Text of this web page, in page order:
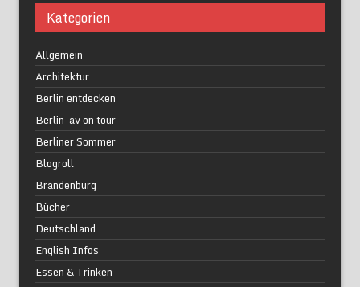
Kategorien
Allgemein
Architektur
Berlin entdecken
Berlin-av on tour
Berliner Sommer
Blogroll
Brandenburg
Bücher
Deutschland
English Infos
Essen & Trinken